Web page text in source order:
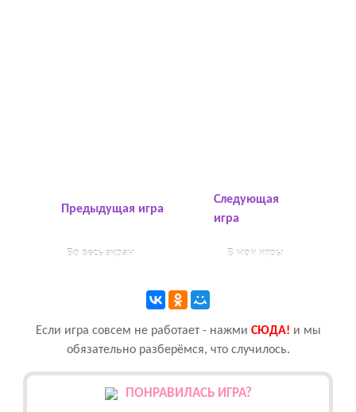
Предыдущая игра
Во весь экран В мои игры
Следующая
игра
Если игра совсем не работает - нажми CЮДА! и мы
обязательно разберёмся, что случилось.
ПОНРАВИЛАСЬ ИГРА?